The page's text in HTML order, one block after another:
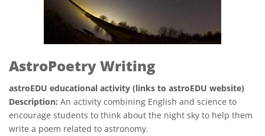
AstroPoetry Writing
astroEDU educational activity (links to astroEDU website)
Description: An activity combining English and science to
encourage students to think about the night sky to help them
write a poem related to astronomy.